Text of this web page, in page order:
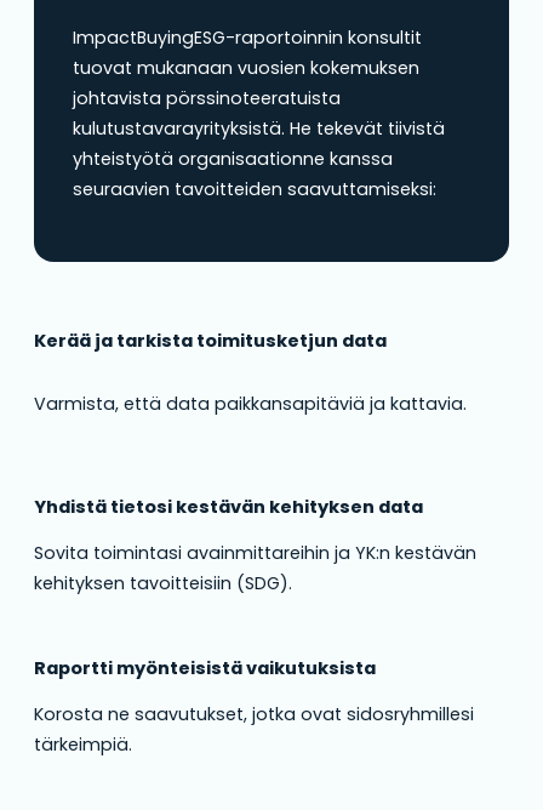
ImpactBuyingESG-raportoinnin konsultit
tuovat mukanaan vuosien kokemuksen
johtavista pörssinoteeratuista
kulutustavarayrityksistä. He tekevät tiivistä
yhteistyötä organisaationne kanssa
seuraavien tavoitteiden saavuttamiseksi:
Kerää ja tarkista toimitusketjun data
Varmista, että data paikkansapitäviä ja kattavia.
Yhdistä tietosi kestävän kehityksen data
Sovita toimintasi avainmittareihin ja YK:n kestävän
kehityksen tavoitteisiin (SDG).
Raportti myönteisistä vaikutuksista
Korosta ne saavutukset, jotka ovat sidosryhmillesi
tärkeimpiä.